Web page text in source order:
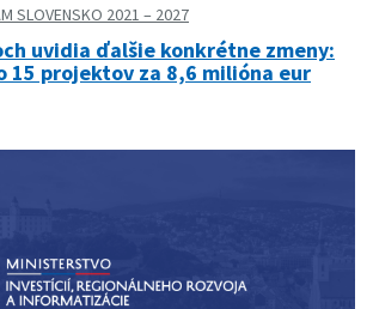
SLOVENSKO 2021 – 2027
uvidia ďalšie konkrétne zmeny:
15 projektov za 8,6 milióna eur